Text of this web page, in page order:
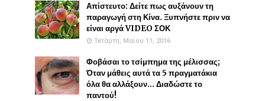
Απίστευτο: Δείτε πως αυξάνουν τη
παραγωγή στη Κίνα. Ξυπνήστε πριν να
είναι αργά VIDEO ΣΟΚ
Τετάρτη, Μαΐου 11, 2016
Φοβάσαι το τσίμπημα της μέλισσας;
Όταν μάθεις αυτά τα 5 πραγματάκια
όλα θα αλλάξουν... Διαδώστε το
παντού!